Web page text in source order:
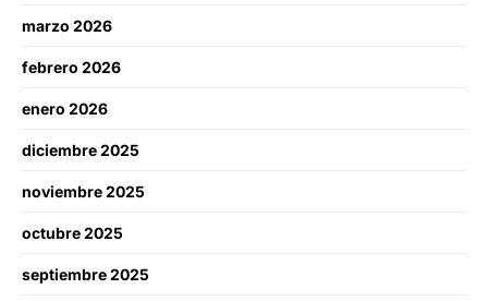
marzo 2026
febrero 2026
enero 2026
diciembre 2025
noviembre 2025
octubre 2025
septiembre 2025